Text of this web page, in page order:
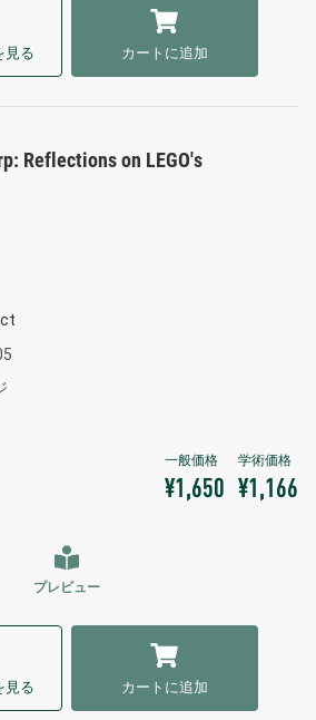
見る カートに追加
Reflections on LEGO's
¥1,650 ¥1,166
プレビュー
見る カートに追加